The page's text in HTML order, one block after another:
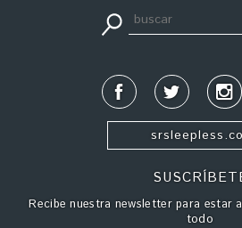
Recibe nuestra newsletter para
todo